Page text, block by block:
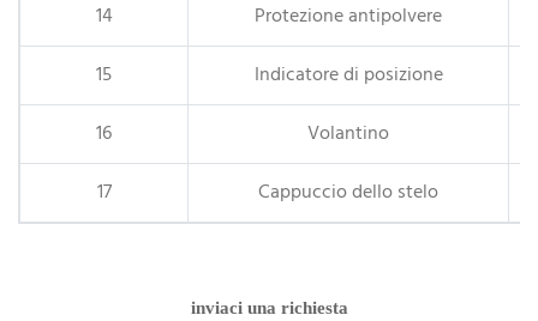
14
Protezione antipolvere
15
Indicatore di posizione
16
Volantino
17
Cappuccio dello stelo
inviaci una richiesta